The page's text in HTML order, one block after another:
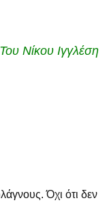
Του Νίκου Ιγγλέση
Όχι ότι δεν